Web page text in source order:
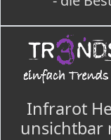
Infrarot
unsichtbar